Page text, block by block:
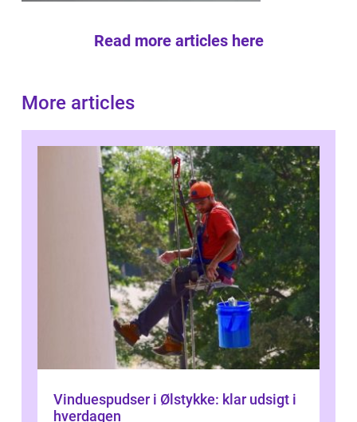
Read more articles here
More articles
Vinduespudser i Ølstykke: klar udsigt i
hverdagen